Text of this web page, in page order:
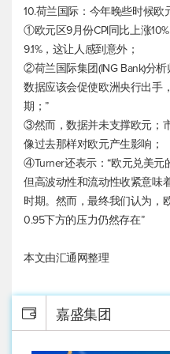
10.荷兰国际：今年晚些时候欧
①欧元区9月份CPI同比上涨
9.1%，这让人感到意外；
②荷兰国际集团(ING Bank)分析
数据应该会促使欧洲央行出手
期；”
③然而，数据并未支撑欧元；
像过去那样对欧元产生影响；
④Turner还表示：“欧元兑美元
但高波动性和流动性收紧意味
时期。然而，最终我们认为，
0.95下方的压力仍然存在”
本文由汇通网整理
嘉盛集团